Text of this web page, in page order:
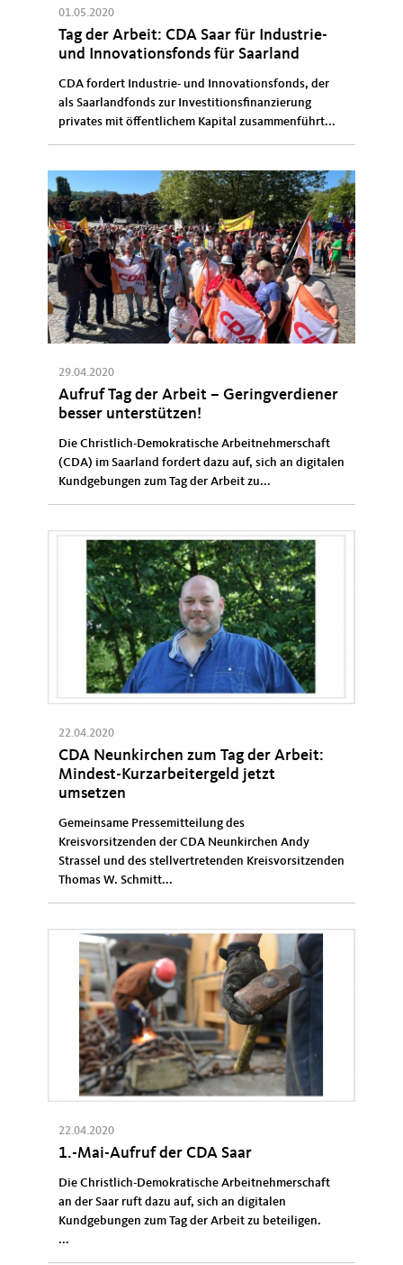
01.05.2020
Tag der Arbeit: CDA Saar für Industrie-
und Innovationsfonds für Saarland
CDA fordert Industrie- und Innovationsfonds, der
als Saarlandfonds zur Investitionsfinanzierung
privates mit öffentlichem Kapital zusammenführt...
29.04.2020
Aufruf Tag der Arbeit – Geringverdiener
besser unterstützen!
Die Christlich-Demokratische Arbeitnehmerschaft
(CDA) im Saarland fordert dazu auf, sich an digitalen
Kundgebungen zum Tag der Arbeit zu...
22.04.2020
CDA Neunkirchen zum Tag der Arbeit:
Mindest-Kurzarbeitergeld jetzt
umsetzen
Gemeinsame Pressemitteilung des
Kreisvorsitzenden der CDA Neunkirchen Andy
Strassel und des stellvertretenden Kreisvorsitzenden
Thomas W. Schmitt...
22.04.2020
1.-Mai-Aufruf der CDA Saar
Die Christlich-Demokratische Arbeitnehmerschaft
an der Saar ruft dazu auf, sich an digitalen
Kundgebungen zum Tag der Arbeit zu beteiligen.
...